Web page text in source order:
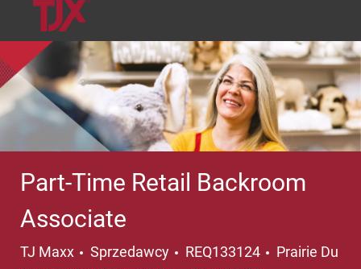
Part-Time Retail Backroom
Associate
TJ Maxx Kategoria
Sprzedawcy REQ133124 Lokalizacja
Prairie Du